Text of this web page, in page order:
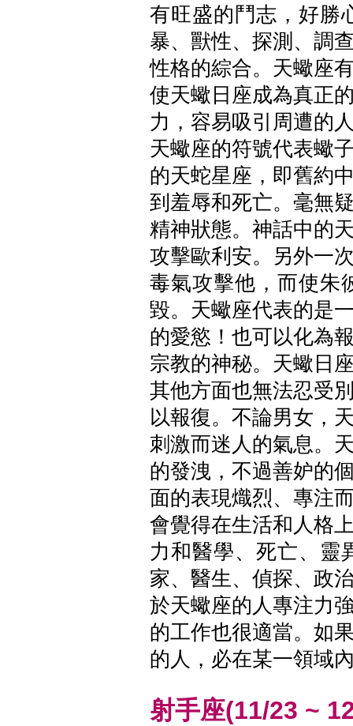
有旺盛的鬥志，好勝
暴、獸性、探測、調
性格的綜合。天蠍座
使天蠍日座成為真正
力，容易吸引周遭的
天蠍座的符號代表蠍
的天蛇星座，即舊約
到羞辱和死亡。毫無
精神狀態。神話中的
攻擊歐利安。另外一
毒氣攻擊他，而使朱
毀。天蠍座代表的是
的愛慾！也可以化為
宗教的神秘。天蠍日
其他方面也無法忍受
以報復。不論男女，
刺激而迷人的氣息。
的發洩，不過善妒的
面的表現熾烈、專注
會覺得在生活和人格
力和醫學、死亡、靈
家、醫生、偵探、政
於天蠍座的人專注力
的工作也很適當。如
的人，必在某一領域
射手座(11/23 ~